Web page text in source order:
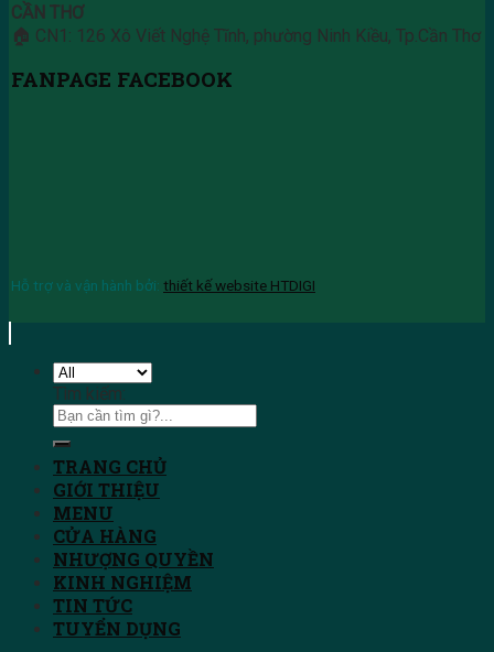
CẦN THƠ
🏠 CN1: 126 Xô Viết Nghệ Tĩnh, phường Ninh Kiều, Tp.Cần Thơ
FANPAGE FACEBOOK
Hỗ trợ và vận hành bởi: thiết kế website HTDIGI
Tìm kiếm:
TRANG CHỦ
GIỚI THIỆU
MENU
CỬA HÀNG
NHƯỢNG QUYỀN
KINH NGHIỆM
TIN TỨC
TUYỂN DỤNG